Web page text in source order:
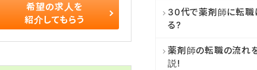
希望の求人を
紹介してもらう
30代で薬剤師に転職
る?
薬剤師の転職の流れ
説!